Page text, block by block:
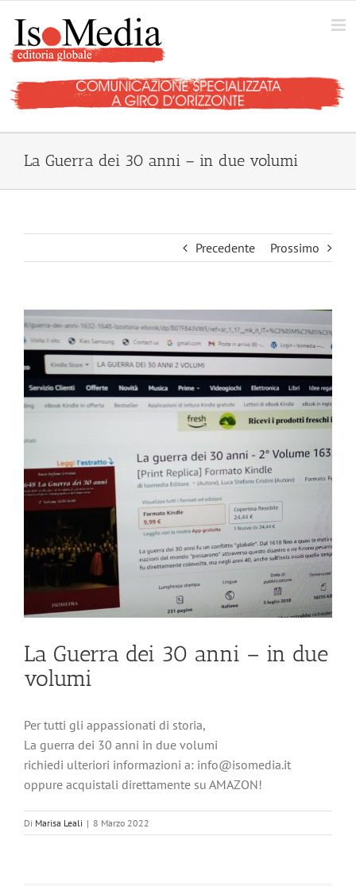
contenuto
La Guerra dei 30 anni – in due volumi
Precedente Prossimo
Ingrandisci
immagine
La Guerra dei 30 anni – in due
volumi
Per tutti gli appassionati di storia,
La guerra dei 30 anni in due volumi
richiedi ulteriori informazioni a: info@isomedia.it
oppure acquistali direttamente su AMAZON!
Di Marisa Leali | 8 Marzo 2022